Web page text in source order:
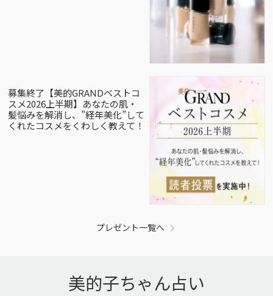
募集終了【美的GRANDベストコ
スメ2026上半期】あなたの肌・
髪悩みを解消し、”経年美化”して
くれたコスメをくわしく教えて！
プレゼント一覧へ
美的子ちゃん占い